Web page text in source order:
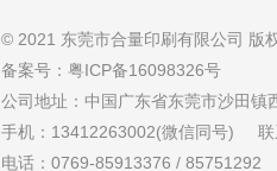
© 2021 东莞市合量印刷有限公司 版
备案号：粤ICP备16098326号
公司地址：中国广东省东莞市沙田镇
手机：13412263002(微信同号) 联
电话：0769-85913376 / 85751292